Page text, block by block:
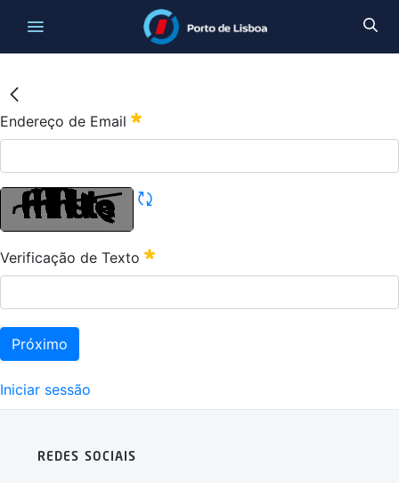
Endereço de Email
Verificação de Texto
Próximo
Iniciar sessão
REDES SOCIAIS